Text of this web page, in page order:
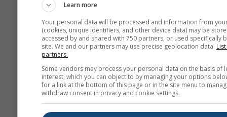
Φόντο
Με εικόνα φόντου
Με χρώμα φόντου
κείμενο
Χωρίς φόντο:
Learn more
Your personal data will be processed and information from
(cookies, unique identifiers, and other device data) may be
accessed by and shared with 750 partners, or used specifically
site. We and our partners may use precise geolocation data.
partners.
Some vendors may process your personal data on the basis of
interest, which you can object to by managing your options
for a link at the bottom of this page or in the site menu to
withdraw consent in privacy and cookie settings.